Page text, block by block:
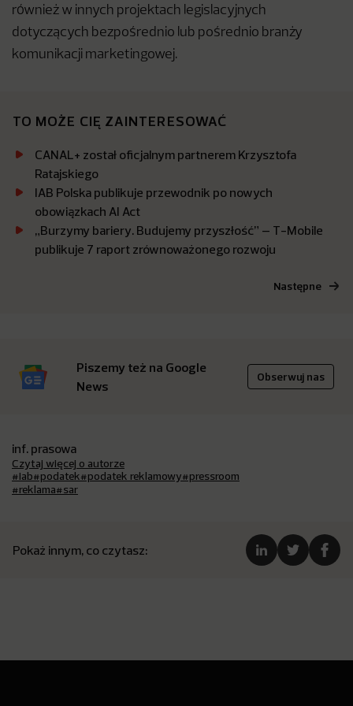
również w innych projektach legislacyjnych
dotyczących bezpośrednio lub pośrednio branży
komunikacji marketingowej.
TO MOŻE CIĘ ZAINTERESOWAĆ
CANAL+ został oficjalnym partnerem Krzysztofa
Ratajskiego
IAB Polska publikuje przewodnik po nowych
obowiązkach AI Act
„Burzymy bariery. Budujemy przyszłość” – T-Mobile
publikuje 7 raport zrównoważonego rozwoju
Następne
Piszemy też na Google
News
Obserwuj nas
inf. prasowa
Czytaj więcej o autorze
#iab#podatek#podatek reklamowy#pressroom
#reklama#sar
Pokaż innym, co czytasz: